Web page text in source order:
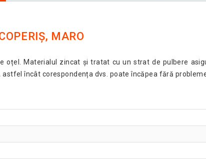
MARO
oțel. Materialul zincat și tratat cu un strat de pulbere
încât corespondența dvs. poate încăpea fără